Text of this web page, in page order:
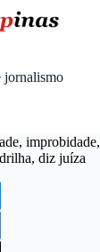
jornalismo
improbidade,
diz juíza